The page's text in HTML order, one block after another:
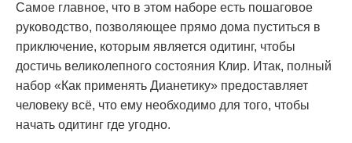
Самое главное, что в этом наборе есть пошаговое
руководство, позволяющее прямо дома пуститься в
приключение, которым является одитинг, чтобы
достичь великолепного состояния Клир. Итак, полный
набор «Как применять Дианетику» предоставляет
человеку всё, что ему необходимо для того, чтобы
начать одитинг где угодно.